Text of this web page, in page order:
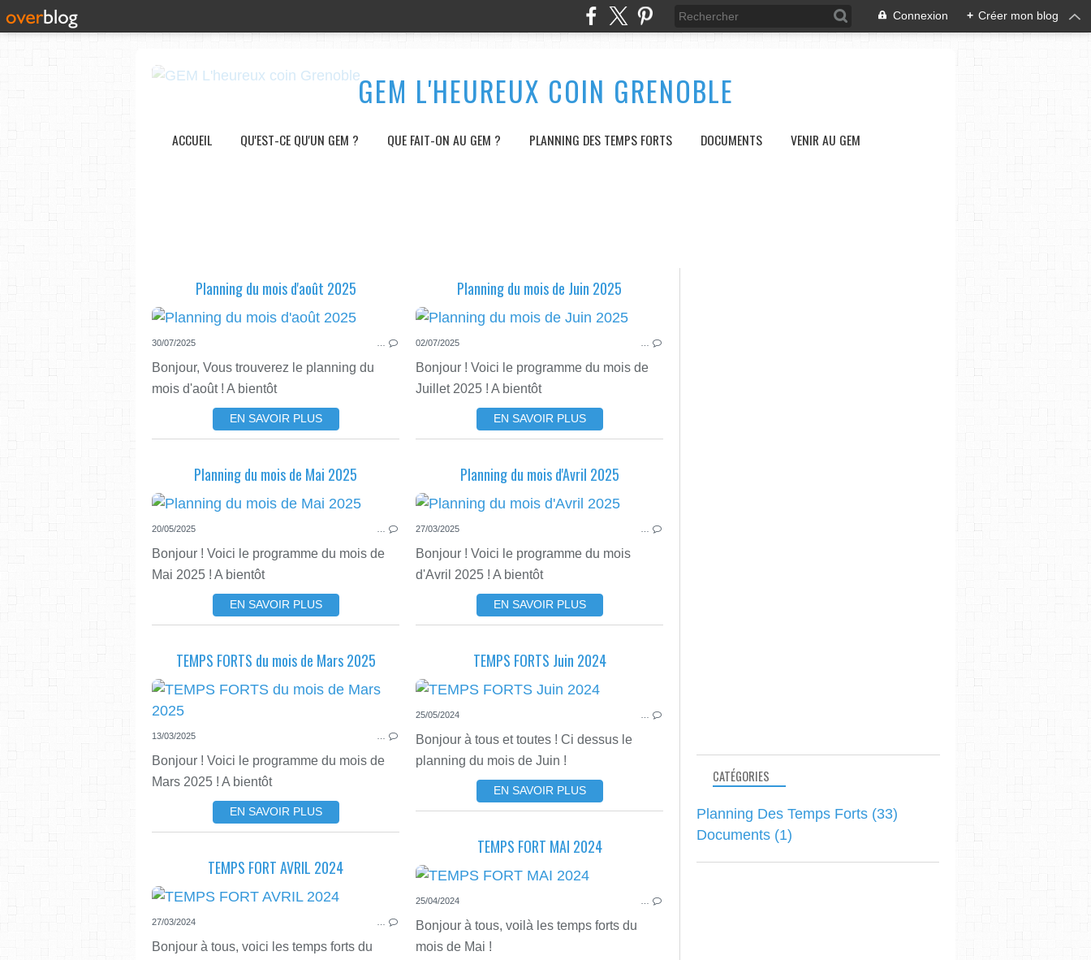
Connexion + Créer mon blog
GEM L'HEUREUX COIN GRENOBLE
ACCUEIL QU'EST-CE QU'UN GEM ? QUE FAIT-ON AU GEM ? PLANNING DES TEMPS FORTS DOCUMENTS VENIR AU GEM
Planning du mois d'août 2025
PLANNING DES TEMPS FORTS
30/07/2025
Bonjour, Vous trouverez le planning du
mois d'août ! A bientôt
EN SAVOIR PLUS
Planning du mois de Juin 2025
02/07/2025
Bonjour ! Voici le programme du mois de
Juillet 2025 ! A bientôt
EN SAVOIR PLUS
Planning du mois de Mai 2025
PLANNING DES TEMPS FORTS
20/05/2025
Bonjour ! Voici le programme du mois de
Mai 2025 ! A bientôt
EN SAVOIR PLUS
Planning du mois d'Avril 2025
27/03/2025
Bonjour ! Voici le programme du mois
d'Avril 2025 ! A bientôt
EN SAVOIR PLUS
TEMPS FORTS du mois de Mars 2025
PLANNING DES TEMPS FORTS
13/03/2025
Bonjour ! Voici le programme du mois de
Mars 2025 ! A bientôt
EN SAVOIR PLUS
TEMPS FORTS Juin 2024
25/05/2024
Bonjour à tous et toutes ! Ci dessus le
planning du mois de Juin !
EN SAVOIR PLUS
TEMPS FORT MAI 2024
25/04/2024
Bonjour à tous, voilà les temps forts du
mois de Mai !
TEMPS FORT AVRIL 2024
27/03/2024
Bonjour à tous, voici les temps forts du
CATÉGORIES
Planning Des Temps Forts (33)
Documents (1)